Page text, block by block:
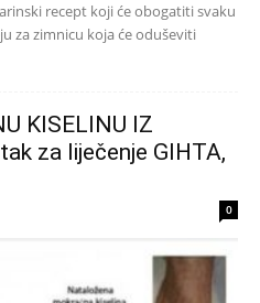
recept koji će obogatiti svaku
za zimnicu koja će oduševiti
KISELINU IZ
za liječenje GIHTA,
0